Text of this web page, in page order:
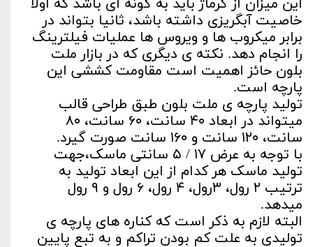
این میزان از گرماژ باید به گونه ای باشد که اولا
خاصيت آبگریزی داشته باشد، ثانيا بتواند در
برابر میکروب ها و ویروس ها عملیات فیلترینگ
را انجام دهد. نکته ی دیگری که در بازار ملت
بلون حائز اهمیت است مقاومت کششی این
پارچه است.
تولید پارچه ی ملت بلون طبق طراحی قالب
میتواند در ابعاد ۴۰ سانت، ۶۰ سانت، ۸۰
سانت، ۱۲۰ سانت و ۱۶۰ سانت صورت گیرد.
با توجه به عرض ۱۷ / ۵ سانتی ماسک،جهت
تولید ماسک هر کدام از این ابعاد تولید به
ترتيب ۲ رول، ۳رول، ۴ رول، ۶ رول و ۹ رول
میدهد.
البته لازم به ذکر است که کناره های پارچه ی
تولیدی به علت کم بودن تراکم و به تبع پایین